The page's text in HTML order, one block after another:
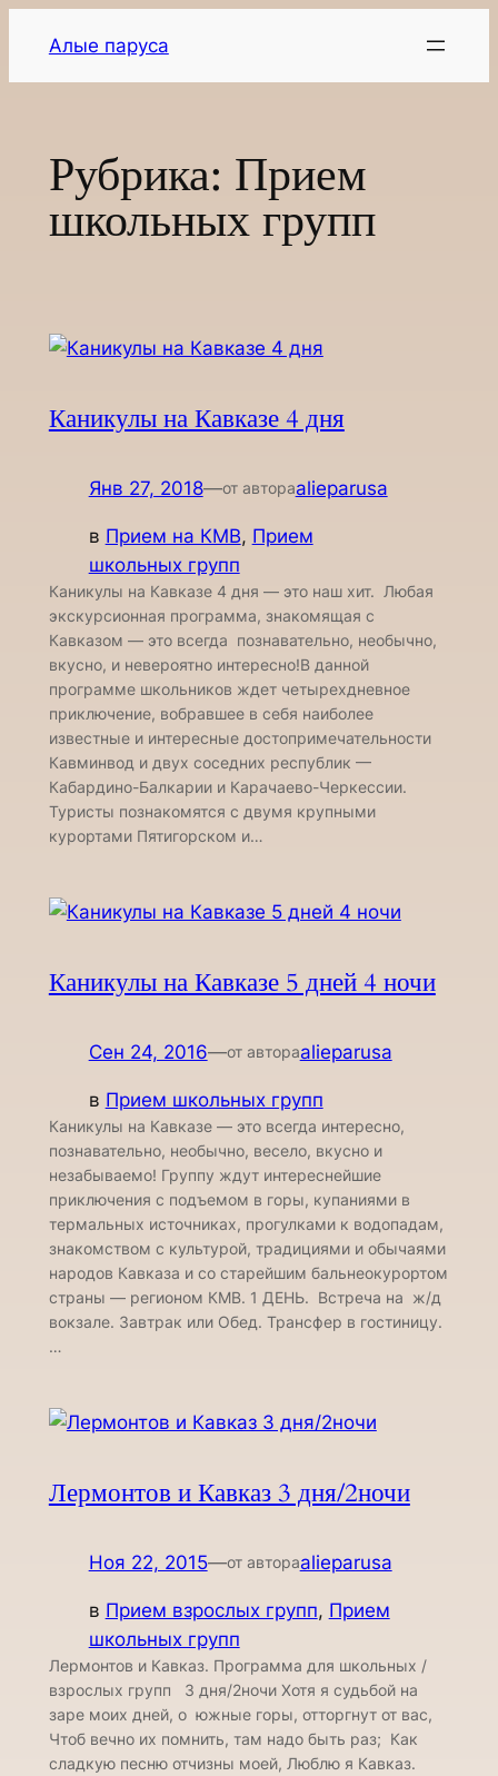
содержимому
Алые паруса
Рубрика: Прием
школьных групп
Каникулы на Кавказе 4 дня
Янв 27, 2018—от автораalieparusa
в Прием на КМВ, Прием
школьных групп
Каникулы на Кавказе 4 дня — это наш хит. Любая
экскурсионная программа, знакомящая с
Кавказом — это всегда познавательно, необычно,
вкусно, и невероятно интересно!В данной
программе школьников ждет четырехдневное
приключение, вобравшее в себя наиболее
известные и интересные достопримечательности
Кавминвод и двух соседних республик —
Кабардино-Балкарии и Карачаево-Черкессии.
Туристы познакомятся с двумя крупными
курортами Пятигорском и…
Каникулы на Кавказе 5 дней 4 ночи
Сен 24, 2016—от автораalieparusa
в Прием школьных групп
Каникулы на Кавказе — это всегда интересно,
познавательно, необычно, весело, вкусно и
незабываемо! Группу ждут интереснейшие
приключения с подъемом в горы, купаниями в
термальных источниках, прогулками к водопадам,
знакомством с культурой, традициями и обычаями
народов Кавказа и со старейшим бальнеокурортом
страны — регионом КМВ. 1 ДЕНЬ. Встреча на ж/д
вокзале. Завтрак или Обед. Трансфер в гостиницу.
…
Лермонтов и Кавказ 3 дня/2ночи
Ноя 22, 2015—от автораalieparusa
в Прием взрослых групп, Прием
школьных групп
Лермонтов и Кавказ. Программа для школьных /
взрослых групп 3 дня/2ночи Хотя я судьбой на
заре моих дней, о южные горы, отторгнут от вас,
Чтоб вечно их помнить, там надо быть раз; Как
сладкую песню отчизны моей, Люблю я Кавказ.